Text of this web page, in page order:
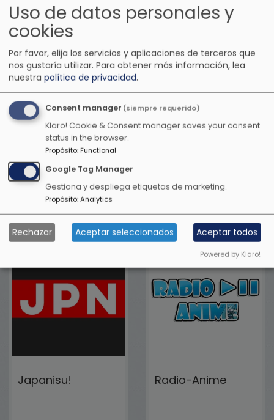
Otras emisoras de música
anime
Japanisu! Radio-Anime
Uso de datos personales y
cookies
Por favor, elija los servicios y aplicaciones de terceros que
nos gustaría utilizar. Para obtener más información, lea
nuestra política de privacidad.
Consent manager (siempre requerido)
Klaro! Cookie & Consent manager saves your consent
status in the browser.
Propósito:Functional
Google Tag Manager
Gestiona y despliega etiquetas de marketing.
Propósito:Analytics
Rechazar Aceptar seleccionados Aceptar todos
Powered by Klaro!